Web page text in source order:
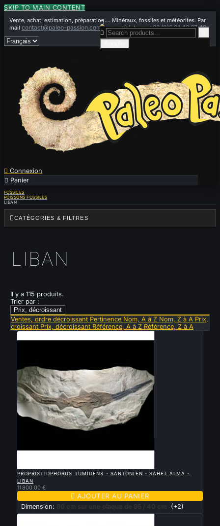
SKIP TO MAIN CONTENT
Vente, achat, estimation, préparation.... Minéraux, fossiles et météorites. Par
mailcontact@paleo-passion.comou par téléphone+33 (0)6 01 42 67 49
 Connexion
 Panier


FOSSILES
POISSONS FOSSILES
LIBAN
CATÉGORIES & FILTRES
LIBAN
Il y a 115 produits.
Trier par :
Prix, décroissant
Ventes, ordre décroissant Pertinence Nom, A à Z Nom, Z à A Prix,
croissant Prix, décroissant Référence, A à Z Référence, Z à A
PROPRISTIOPHORUS TUMIDENS - SANTONIEN - SAHEL ALMA -
LIBAN
11 800,00 €
 AJOUTER AU PANIER
Dimension: 80 cm sur une plaque de 95 / 40 cm (+2)